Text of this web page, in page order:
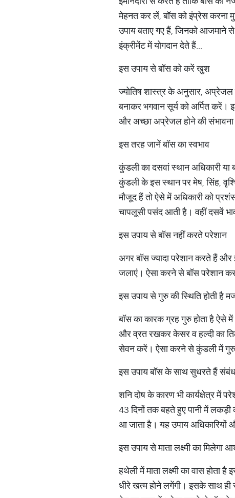
मेहनत कर लें, बॉस को इंप्रेस करना
उपाय बताए गए हैं, जिनको आजमाने
इंक्रीमेंट में योगदान देते हैं...
इस उपाय से बॉस को करें खुश
ज्योतिष शास्त्र के अनुसार, अप्रेजल
बनाकर भगवान सूर्य को अर्पित
और अच्छा अप्रेजल होने की संभावना
इस तरह जानें बॉस का स्वभाव
कुंडली का दसवां स्थान अधिकारी या
कुंडली के इस स्थान पर मेष, सिंह,
मौजूद हैं तो ऐसे में अधिकारी को
चापलूसी पसंद आती है। वहीं दसवें
इस उपाय से बॉस नहीं करते परेशान
अगर बॉस ज्यादा परेशान करते हैं
जलाएं। ऐसा करने से बॉस परेशान
इस उपाय से गुरु की स्थिति होती है
बॉस का कारक ग्रह गुरु होता है
और व्रत रखकर केसर व हल्दी का
सेवन करें। ऐसा करने से कुंडली में
इस उपाय बॉस के साथ सुधरते हैं
शनि दोष के कारण भी कार्यक्षेत्र में
43 दिनों तक बहते हुए पानी में
आ जाता है। यह उपाय अधिकारियों
इस उपाय से माता लक्ष्मी का मिलेगा
हथेली में माता लक्ष्मी का वास
धीरे खत्म होने लगेंगी। इसके साथ